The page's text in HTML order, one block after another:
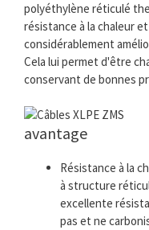
polyéthylène réticulé
résistance à la chaleur
considérablement
Cela lui permet d'être
conservant de bonnes
avantage
Résistance à la
à structure
excellente
pas et ne